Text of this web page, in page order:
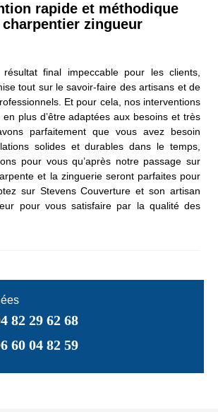
rapide et méthodique
zingueur
final impeccable pour les clients,
tout sur le savoir-faire des artisans et de
Et pour cela, nos interventions
plus d’être adaptées aux besoins et très
parfaitement que vous avez besoin
solides et durables dans le temps,
pour vous qu’après notre passage sur
et la zinguerie seront parfaites pour
sur Stevens Couverture et son artisan
pour vous satisfaire par la qualité des
82 29 62 68
60 04 82 59